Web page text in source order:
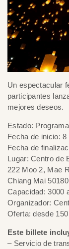
Un espectacular
participantes
mejores deseos.
Estado:
Fecha de inicio:
Fecha de
Lugar: Centro de
222 Moo 2, Mae
Chiang Mai
Capacidad: 3000
Organizador:
Oferta: desde
Este billete
– Servicio de